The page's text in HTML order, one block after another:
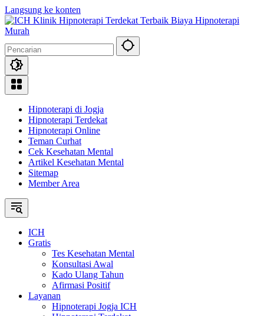
Langsung ke konten
Hipnoterapi di Jogja
Hipnoterapi Terdekat
Hipnoterapi Online
Teman Curhat
Cek Kesehatan Mental
Artikel Kesehatan Mental
Sitemap
Member Area
ICH
Gratis
Tes Kesehatan Mental
Konsultasi Awal
Kado Ulang Tahun
Afirmasi Positif
Layanan
Hipnoterapi Jogja ICH